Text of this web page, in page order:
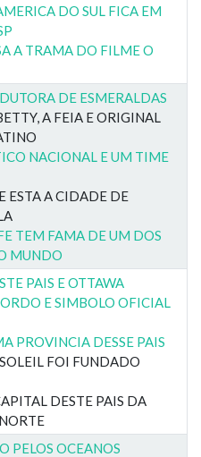
DO SUL FICA EM
A TRAMA DO FILME O
DE ESMERALDAS
A FEIA E ORIGINAL
NACIONAL E UM TIME
ESTA A CIDADE DE
TEM FAMA DE UM DOS
MUNDO
PAIS E OTTAWA
E SIMBOLO OFICIAL
PROVINCIA DESSE PAIS
FOI FUNDADO
DESTE PAIS DA
PELOS OCEANOS